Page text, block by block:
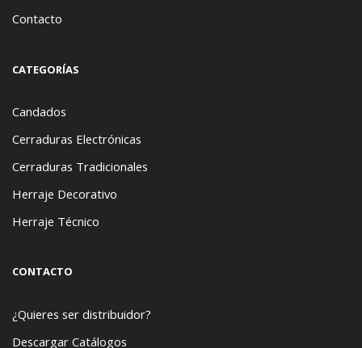
Contacto
CATEGORÍAS
Candados
Cerraduras Electrónicas
Cerraduras Tradicionales
Herraje Decorativo
Herraje Técnico
CONTACTO
¿Quieres ser distribuidor?
Descargar Catálogos